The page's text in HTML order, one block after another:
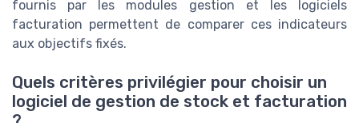
fournis par les modules gestion et les logiciels
facturation permettent de comparer ces indicateurs
aux objectifs fixés.
Quels critères privilégier pour choisir un
logiciel de gestion de stock et facturation